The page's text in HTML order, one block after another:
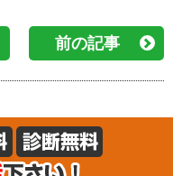
前の記事